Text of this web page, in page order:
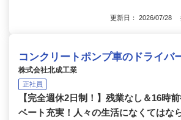
更新日： 2026/07/28
コンクリートポンプ車のドライバ
株式会社北成工業
正社員
【完全週休2日制！】残業なし＆16時
ベート充実！人々の生活になくてはな